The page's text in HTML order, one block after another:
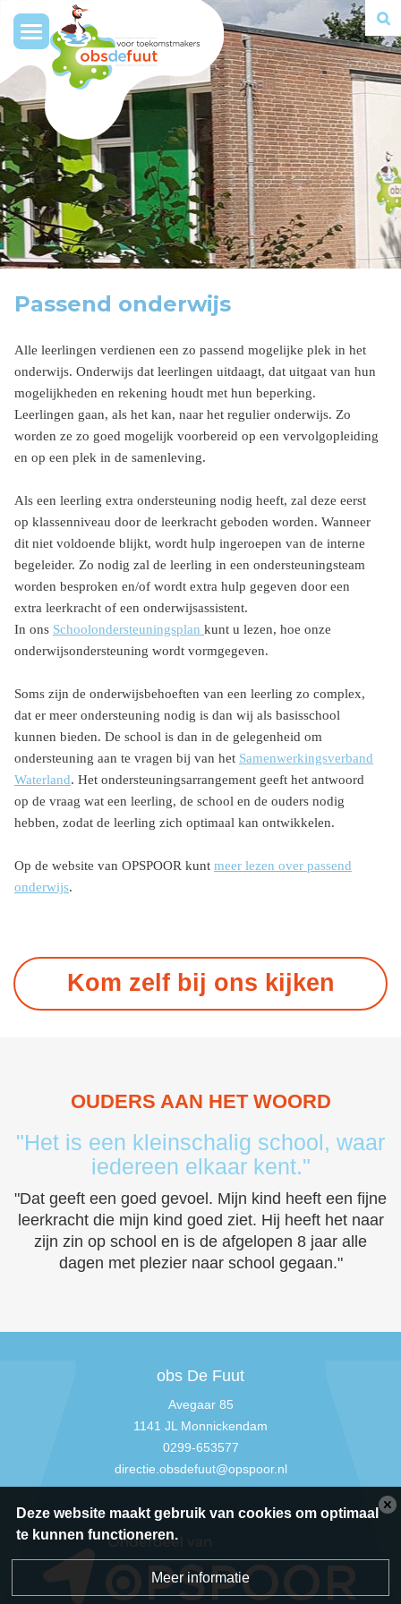
Toggle
navigation
Passend onderwijs
Alle leerlingen verdienen een zo passend mogelijke plek in het
onderwijs. Onderwijs dat leerlingen uitdaagt, dat uitgaat van hun
mogelijkheden en rekening houdt met hun beperking.
Leerlingen gaan, als het kan, naar het regulier onderwijs. Zo
worden ze zo goed mogelijk voorbereid op een vervolgopleiding
en op een plek in de samenleving.
Als een leerling extra ondersteuning nodig heeft, zal deze eerst
op klassenniveau door de leerkracht geboden worden. Wanneer
dit niet voldoende blijkt, wordt hulp ingeroepen van de interne
begeleider. Zo nodig zal de leerling in een ondersteuningsteam
worden besproken en/of wordt extra hulp gegeven door een
extra leerkracht of een onderwijsassistent.
In ons Schoolondersteuningsplan kunt u lezen, hoe onze
onderwijsondersteuning wordt vormgegeven.
Soms zijn de onderwijsbehoeften van een leerling zo complex,
dat er meer ondersteuning nodig is dan wij als basisschool
kunnen bieden. De school is dan in de gelegenheid om
ondersteuning aan te vragen bij van het Samenwerkingsverband
Waterland. Het ondersteuningsarrangement geeft het antwoord
op de vraag wat een leerling, de school en de ouders nodig
hebben, zodat de leerling zich optimaal kan ontwikkelen.
Op de website van OPSPOOR kunt meer lezen over passend
onderwijs.
Kom zelf bij ons kijken
OUDERS AAN HET WOORD
"Het is een kleinschalig school, waar
iedereen elkaar kent."
"Dat geeft een goed gevoel. Mijn kind heeft een fijne
leerkracht die mijn kind goed ziet. Hij heeft het naar
zijn zin op school en is de afgelopen 8 jaar alle
dagen met plezier naar school gegaan."
obs De Fuut
Avegaar 85
1141 JL Monnickendam
0299-653577
directie.obsdefuut@opspoor.nl
Deze website maakt gebruik van cookies om optimaal
te kunnen functioneren.
Meer informatie